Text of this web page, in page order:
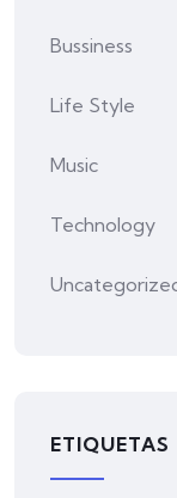
Bussiness
Life Style
Music
Technology
ETIQUETAS